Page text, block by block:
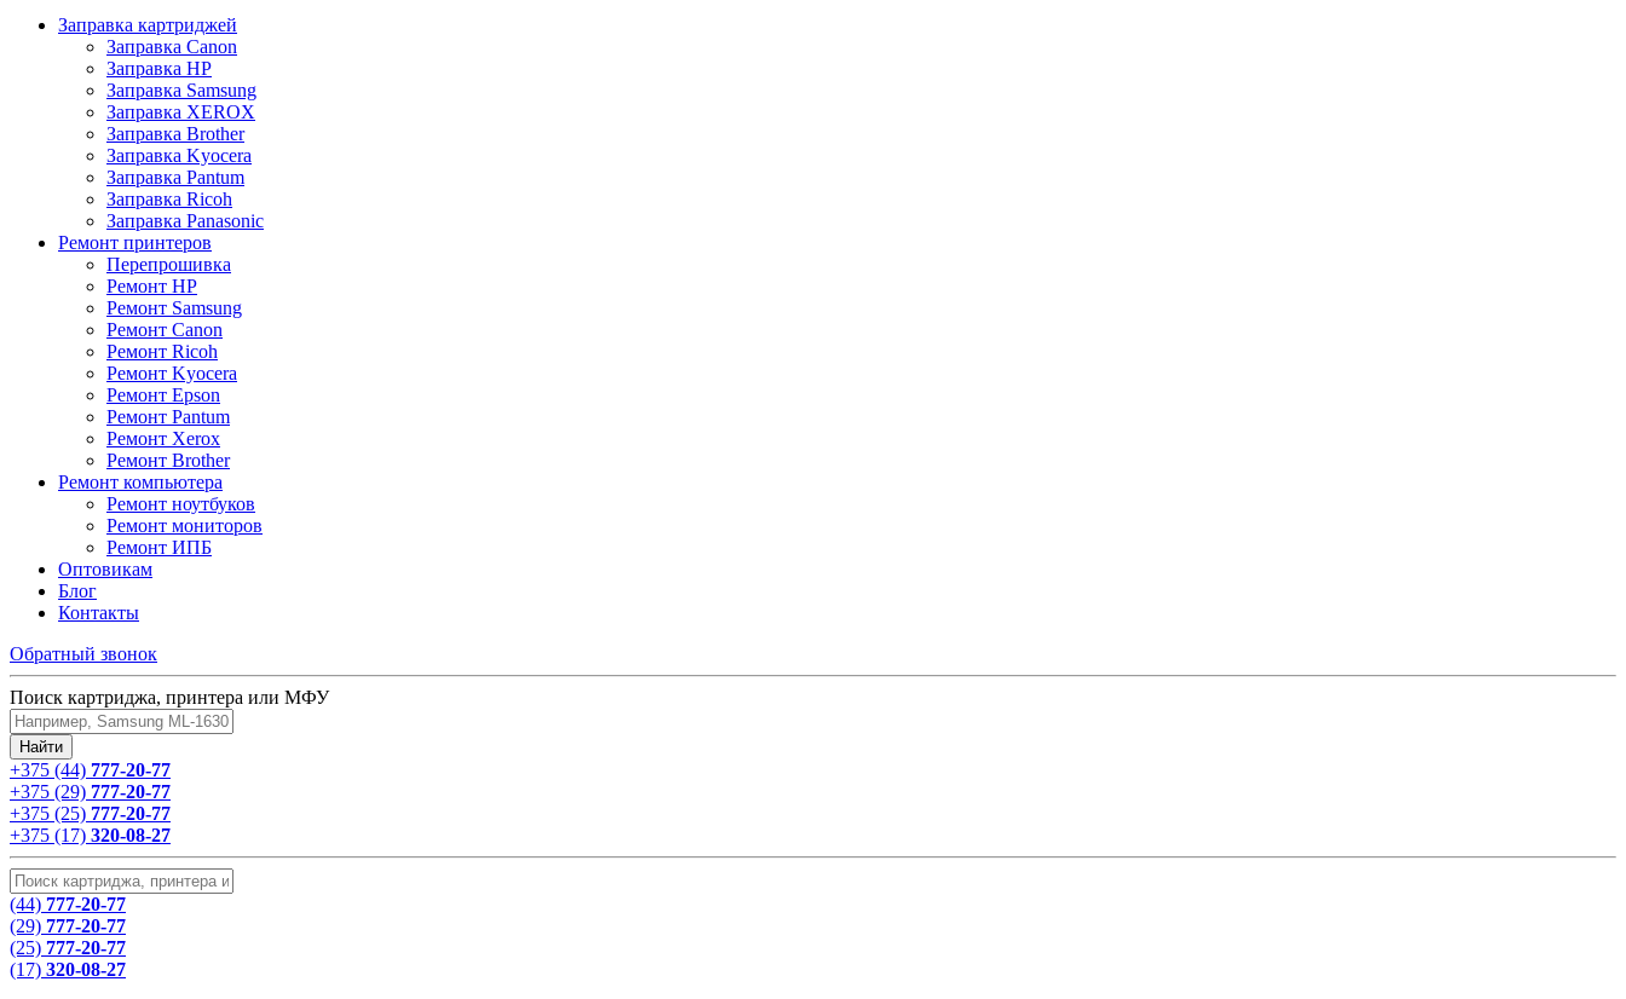
Заправка картриджей
Заправка Canon
Заправка HP
Заправка Samsung
Заправка XEROX
Заправка Brother
Заправка Kyocera
Заправка Pantum
Заправка Ricoh
Заправка Panasonic
Ремонт принтеров
Перепрошивка
Ремонт HP
Ремонт Samsung
Ремонт Canon
Ремонт Ricoh
Ремонт Kyocera
Ремонт Epson
Ремонт Pantum
Ремонт Xerox
Ремонт Brother
Ремонт компьютера
Ремонт ноутбуков
Ремонт мониторов
Ремонт ИПБ
Оптовикам
Блог
Контакты
Обратный звонок
Поиск картриджа, принтера или МФУ
+375 (44) 777-20-77
+375 (29) 777-20-77
+375 (25) 777-20-77
+375 (17) 320-08-27
(44) 777-20-77
(29) 777-20-77
(25) 777-20-77
(17) 320-08-27